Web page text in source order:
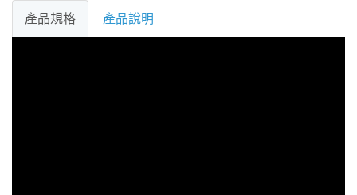
產品規格 產品說明